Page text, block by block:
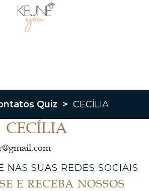
Quiz > CECÍLIA
CECÍLIA
NAS SUAS REDES SOCIAIS
E RECEBA NOSSOS